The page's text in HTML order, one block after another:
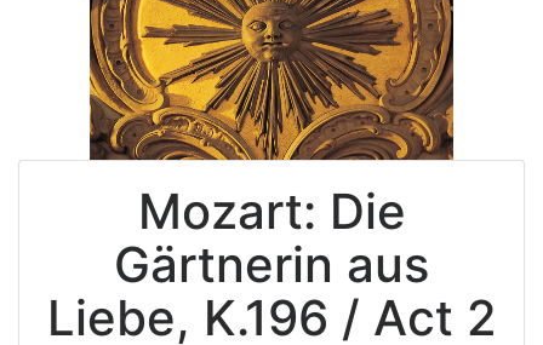
Mozart: Die
Gärtnerin aus
Liebe, K.196 / Act 2